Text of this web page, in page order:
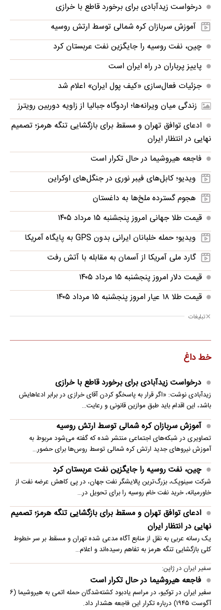
درخواست زیدآبادی برای برخورد قاطع با خرازی
آموزش سربازان کره شمالی توسط ارتش روسیه
چین، نفت روسیه را جایگزین نفت عربستان کرد
پاییز پرباران در راه ایران است
جزئیات فعال‌سازی «کیف پول ایران» اعلام شد
زندگی میان ویرانه‌ها؛ اردوگاه جبالیا از زاویه دوربین رویترز
ادعای توافق تهران و مسقط برای بازگشایی تنگه هرمز؛ تصمیم
نهایی در انتظار ایران
فاجعه هیروشیما در حال تکرار است
ویدیو؛ کابل‌های فیبر نوری در جنگل‌های اوکراین
هجوم گسترده ملخ‌ها به داغستان
قیمت طلا جهانی امروز پنجشنبه ۱۵ مرداد ۱۴۰۵
ویدیو؛ حمله خلبانان ایرانی بدون GPS به پایگاه آمریکا
گارد ملی آمریکا از آسمان به مقابله با آتش رفت
قیمت دلار امروز پنجشنبه ۱۵ مرداد ۱۴۰۵
قیمت طلا ۱۸ عیار امروز پنجشنبه ۱۵ مرداد ۱۴۰۵
تبلیغات
خط داغ
درخواست زیدآبادی برای برخورد قاطع با خرازی
زیدآبادی نوشت: «اگر قرار به پاسخگو کردن آقای خرازی در برابر ادعاهایش
باشد، این اقدام باید طبق موازین قانونی و رعایت…
آموزش سربازان کره شمالی توسط ارتش روسیه
تصاویری در شبکه‌های اجتماعی منتشر شده که گفته می‌شود مربوط به
آموزش نیروهای جدید ارتش کره شمالی توسط روس‌ها برای حضور…
چین، نفت روسیه را جایگزین نفت عربستان کرد
شرکت سینوپک، بزرگ‌ترین پالایشگر نفت جهان، در پی کاهش عرضه نفت از
خاورمیانه، خرید نفت خام روسیه را برای تحویل در…
ادعای توافق تهران و مسقط برای بازگشایی تنگه هرمز؛ تصمیم
نهایی در انتظار ایران
یک رسانه عربی به نقل از منابع آگاه مدعی شده تهران و مسقط بر سر خطوط
کلی بازگشایی تنگه هرمز به تفاهم رسیده‌اند و اعلام…
سفیر ایران در ژاپن:
فاجعه هیروشیما در حال تکرار است
سفیر ایران در توکیو، در مراسم یادبود کشته‌شدگان حمله اتمی به هیروشیما (۶
آگوست ۱۹۴۵) درباره تکرار این فاجعه هشدار داد.